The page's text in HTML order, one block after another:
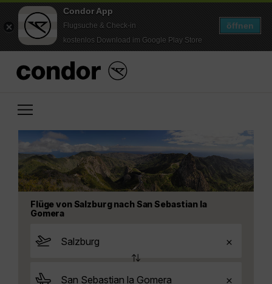
Condor App
Flugsuche & Check-in
kostenlos Download im Google Play Store
öffnen
Flüge von Salzburg nach San Sebastian la
Gomera